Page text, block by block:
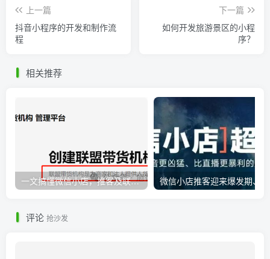
上一篇
抖音小程序的开发和制作流
程
下一篇
如何开发旅游景区的小程
序？
相关推荐
一文搞懂微信小店，推客及联盟带货机构之间的相互联系
评论 抢沙发